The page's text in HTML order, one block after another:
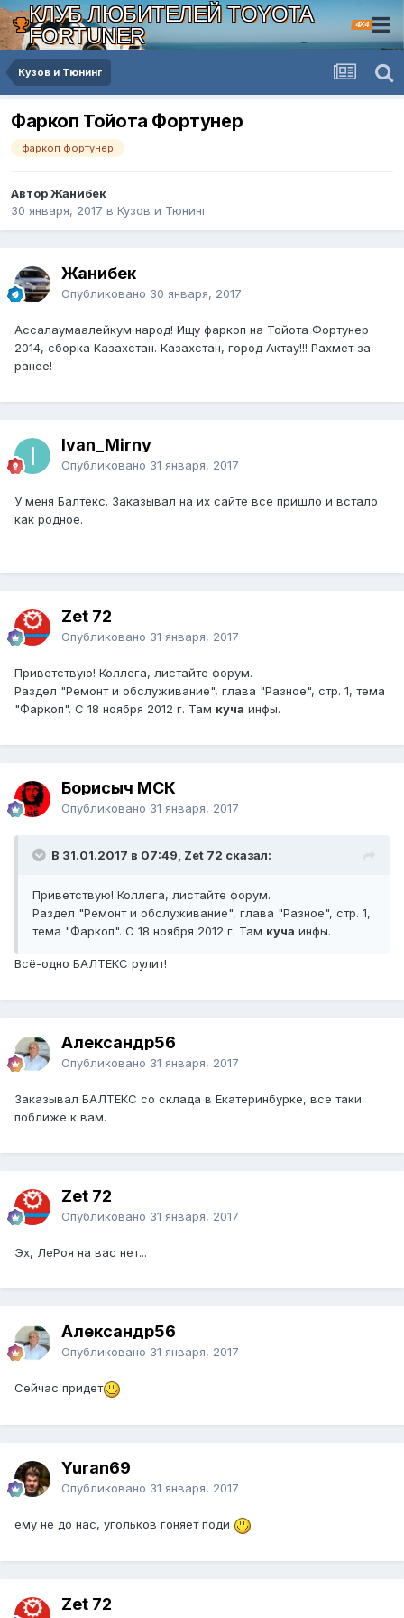
КЛУБ ЛЮБИТЕЛЕЙ TOYOTA
FORTUNER
4X4
Кузов и Тюнинг
Фаркоп Тойота Фортунер
фаркоп фортунер
Автор Жанибек
30 января, 2017 в Кузов и Тюнинг
Жанибек
Опубликовано 30 января, 2017
Ассалаумаалейкум народ! Ищу фаркоп на Тойота Фортунер
2014, сборка Казахстан. Казахстан, город Актау!!! Рахмет за
ранее!
Ivan_Mirny
Опубликовано 31 января, 2017
У меня Балтекс. Заказывал на их сайте все пришло и встало
как родное.
Zet 72
Опубликовано 31 января, 2017
Приветствую! Коллега, листайте форум.
Раздел "Ремонт и обслуживание", глава "Разное", стр. 1, тема
"Фаркоп". С 18 ноября 2012 г. Там куча инфы.
Борисыч МСК
Опубликовано 31 января, 2017
В 31.01.2017 в 07:49, Zet 72 сказал:
Приветствую! Коллега, листайте форум.
Раздел "Ремонт и обслуживание", глава "Разное", стр. 1,
тема "Фаркоп". С 18 ноября 2012 г. Там куча инфы.
Всё-одно БАЛТЕКС рулит!
Александр56
Опубликовано 31 января, 2017
Заказывал БАЛТЕКС со склада в Екатеринбурке, все таки
поближе к вам.
Zet 72
Опубликовано 31 января, 2017
Эх, ЛеРоя на вас нет...
Александр56
Опубликовано 31 января, 2017
Сейчас придет
Yuran69
Опубликовано 31 января, 2017
ему не до нас, угольков гоняет поди
Zet 72